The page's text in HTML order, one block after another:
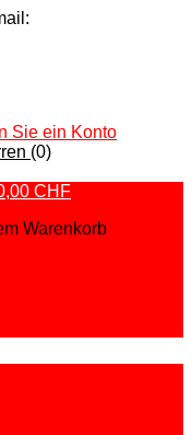
Sie ein Konto
(0)
CHF
Warenkorb